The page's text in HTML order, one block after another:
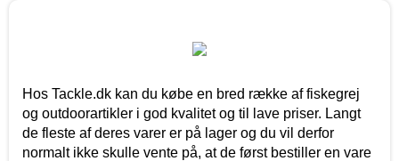
Hos Tackle.dk kan du købe en bred række af fiskegrej
og outdoorartikler i god kvalitet og til lave priser. Langt
de fleste af deres varer er på lager og du vil derfor
normalt ikke skulle vente på, at de først bestiller en vare